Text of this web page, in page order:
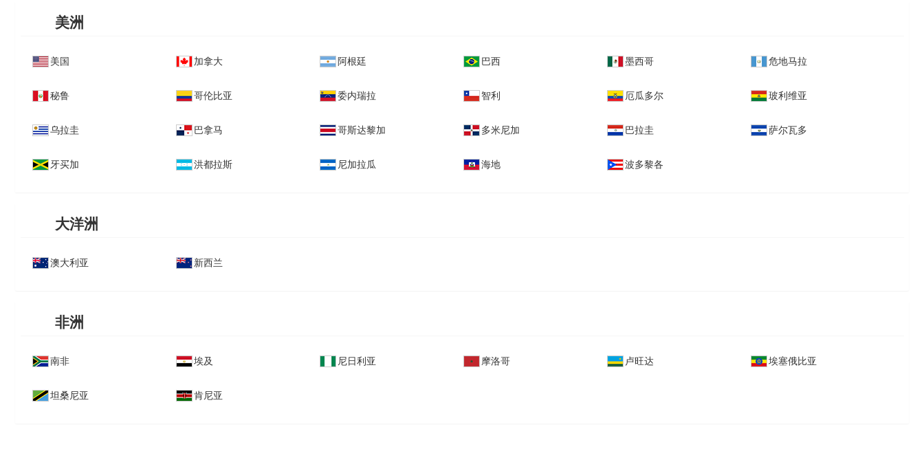
美洲
美国 加拿大 阿根廷 巴西 墨西哥 危地马拉
秘鲁 哥伦比亚 委内瑞拉 智利 厄瓜多尔 玻利维亚
乌拉圭 巴拿马 哥斯达黎加 多米尼加 巴拉圭 萨尔瓦多
牙买加 洪都拉斯 尼加拉瓜 海地 波多黎各
大洋洲
澳大利亚 新西兰
非洲
南非 埃及 尼日利亚 摩洛哥 卢旺达 埃塞俄比亚
坦桑尼亚 肯尼亚